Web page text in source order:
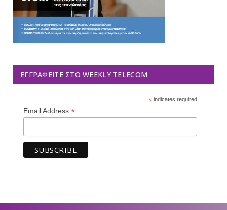
ΕΓΓΡΑΦΕΊΤΕ ΣΤΟ WEEKLY TELECOM
*indicates required
Email Address *